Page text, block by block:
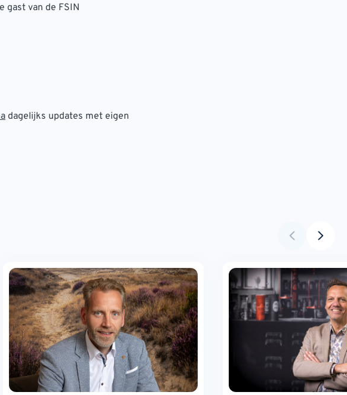
gast van de FSIN
dagelijks updates met eigen